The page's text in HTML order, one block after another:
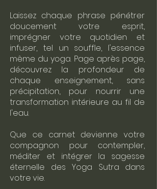
Laissez chaque phrase pénétrer
doucement votre esprit,
imprégner votre quotidien et
infuser, tel un souffle, l'essence
même du yoga. Page après page,
découvrez la profondeur de
chaque enseignement, sans
précipitation, pour nourrir une
transformation intérieure au fil de
l'eau.
Que ce carnet devienne votre
compagnon pour contempler,
méditer et intégrer la sagesse
éternelle des Yoga Sutra dans
votre vie.